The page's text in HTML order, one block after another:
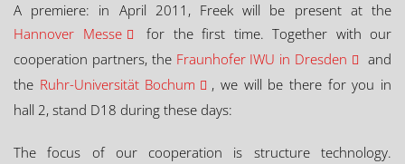
A premiere: in April 2011, Freek will be present at the
Hannover Messe
for the first time. Together with our
cooperation partners, the Fraunhofer IWU in Dresden
and
the Ruhr-Universität Bochum
, we will be there for you in
hall 2, stand D18 during these days:
The focus of our cooperation is structure technology.